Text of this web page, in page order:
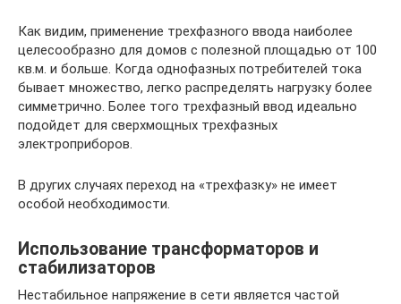
Как видим, применение трехфазного ввода наиболее
целесообразно для домов с полезной площадью от 100
кв.м. и больше. Когда однофазных потребителей тока
бывает множество, легко распределять нагрузку более
симметрично. Более того трехфазный ввод идеально
подойдет для сверхмощных трехфазных
электроприборов.
В других случаях переход на «трехфазку» не имеет
особой необходимости.
Использование трансформаторов и
стабилизаторов
Нестабильное напряжение в сети является частой